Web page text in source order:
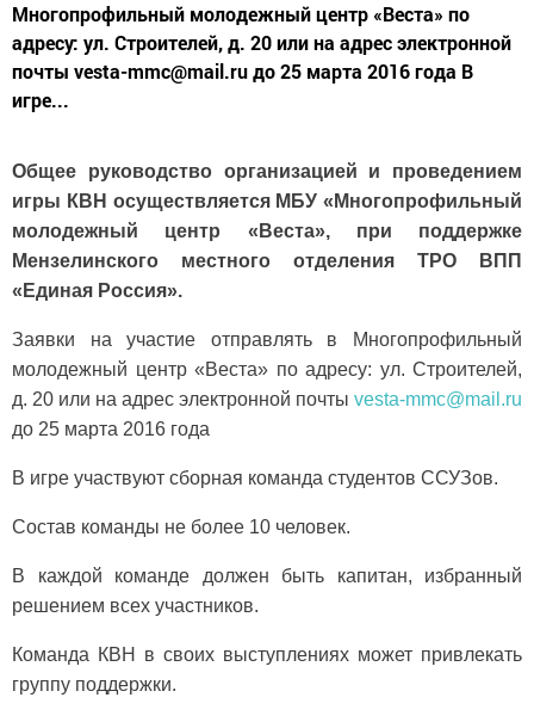
Многопрофильный молодежный центр «Веста» по
адресу: ул. Строителей, д. 20 или на адрес электронной
почты vesta-mmc@mail.ru до 25 марта 2016 года В
игре...
Общее руководство организацией и проведением
игры КВН осуществляется МБУ «Многопрофильный
молодежный центр «Веста», при поддержке
Мензелинского местного отделения ТРО ВПП
«Единая Россия».
Заявки на участие отправлять в Многопрофильный
молодежный центр «Веста» по адресу: ул. Строителей,
д. 20 или на адрес электронной почты vesta-mmc@mail.ru
до 25 марта 2016 года
В игре участвуют сборная команда студентов ССУЗов.
Состав команды не более 10 человек.
В каждой команде должен быть капитан, избранный
решением всех участников.
Команда КВН в своих выступлениях может привлекать
группу поддержки.